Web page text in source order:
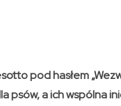
pod hasłem
a ich wspólna